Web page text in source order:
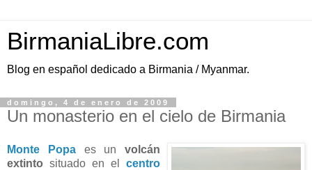
BirmaniaLibre.com
Blog en español dedicado a Birmania / Myanmar.
domingo, 4 de enero de 2009
Un monasterio en el cielo de Birmania
Monte Popaes un volcán
extinto situado en el centro